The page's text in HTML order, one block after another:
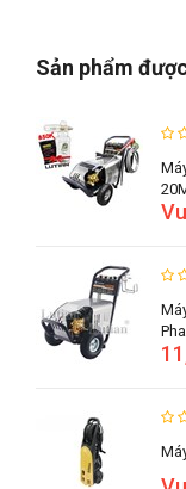
Sản phẩm